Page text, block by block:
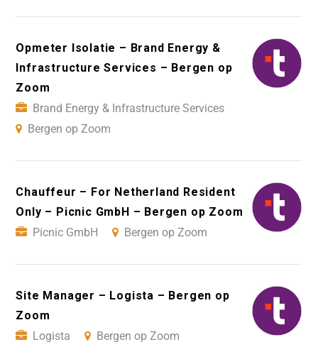
Opmeter Isolatie – Brand Energy &
Infrastructure Services – Bergen op
Zoom
Brand Energy & Infrastructure Services
Bergen op Zoom
Chauffeur – For Netherland Resident
Only – Picnic GmbH – Bergen op Zoom
Picnic GmbH
Bergen op Zoom
Site Manager – Logista – Bergen op
Zoom
Logista
Bergen op Zoom